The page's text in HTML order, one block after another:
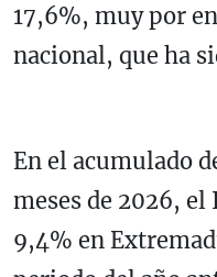
17,6%, muy por
nacional, que ha
En el acumulado
meses de 2026, el
9,4% en